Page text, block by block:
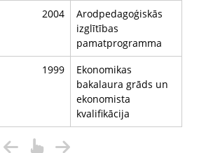
2004
Arodpedagoģiskās
izglītības
pamatprogramma
1999
Ekonomikas
bakalaura grāds un
ekonomista
kvalifikācija